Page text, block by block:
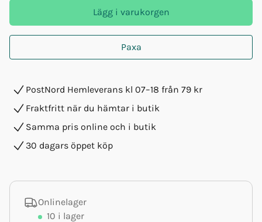
Lägg i varukorgen
Paxa
PostNord Hemleverans kl 07–18 från 79 kr
Fraktfritt när du hämtar i butik
Samma pris online och i butik
30 dagars öppet köp
Onlinelager
10 i lager